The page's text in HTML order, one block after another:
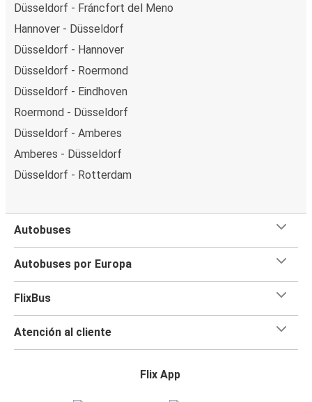
Düsseldorf - Fráncfort del Meno
Hannover - Düsseldorf
Düsseldorf - Hannover
Düsseldorf - Roermond
Düsseldorf - Eindhoven
Roermond - Düsseldorf
Düsseldorf - Amberes
Amberes - Düsseldorf
Düsseldorf - Rotterdam
Autobuses
Autobuses por Europa
FlixBus
Atención al cliente
Flix App